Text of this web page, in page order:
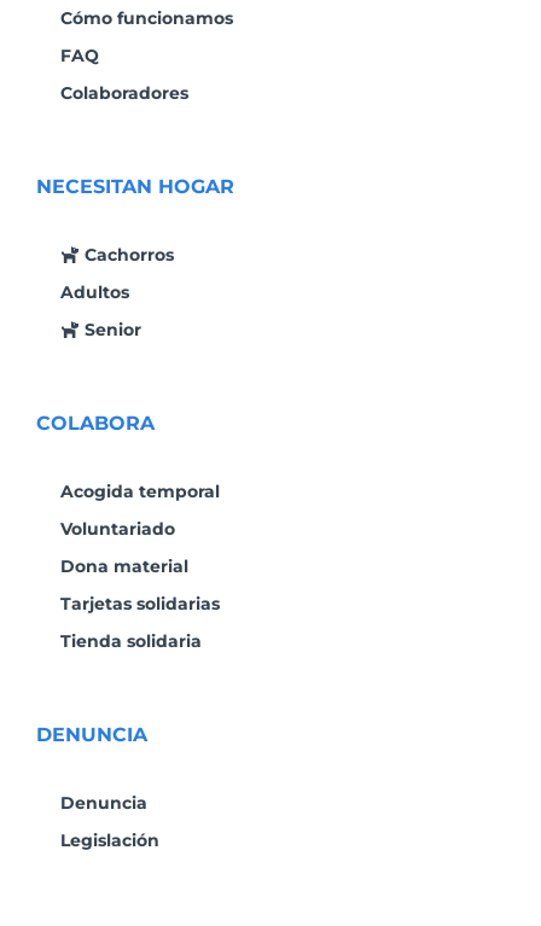
Cómo funcionamos
FAQ
Colaboradores
NECESITAN HOGAR
Cachorros
Adultos
Senior
COLABORA
Acogida temporal
Voluntariado
Dona material
Tarjetas solidarias
Tienda solidaria
DENUNCIA
Denuncia
Legislación